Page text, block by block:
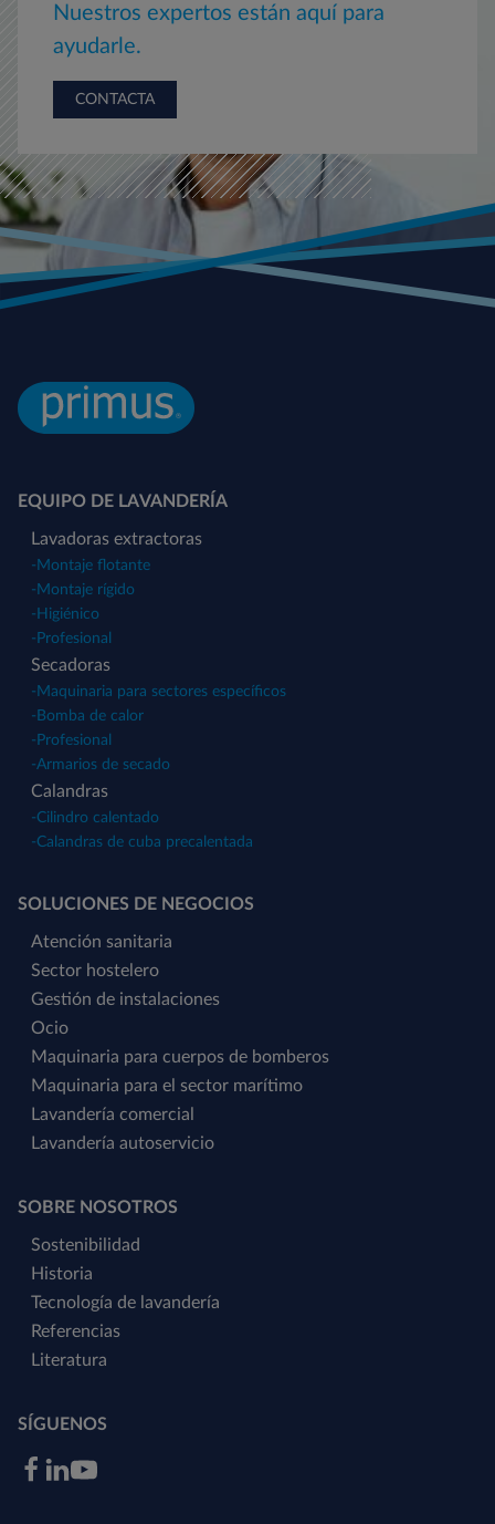
Nuestros expertos están aquí para
ayudarle.
CONTACTA
EQUIPO DE LAVANDERÍA
Lavadoras extractoras
- Montaje flotante
- Montaje rígido
- Higiénico
- Profesional
Secadoras
- Maquinaria para sectores específicos
- Bomba de calor
- Profesional
-Armarios de secado
Calandras
-Cilindro calentado
-Calandras de cuba precalentada
SOLUCIONES DE NEGOCIOS
Atención sanitaria
Sector hostelero
Gestión de instalaciones
Ocio
Maquinaria para cuerpos de bomberos
Maquinaria para el sector marítimo
Lavandería comercial
Lavandería autoservicio
SOBRE NOSOTROS
Sostenibilidad
Historia
Tecnología de lavandería
Referencias
Literatura
SÍGUENOS